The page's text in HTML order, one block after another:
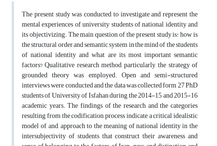
The present study was conducted to investigate and represent the
mental experiences of university students of national identity and
its objectivizing. The main question of the present study is: how is
the structural order and semantic system in the mind of the students
of national identity and what are its most important semantic
factors? Qualitative research method, particularly, the strategy of
grounded theory was employed. Open and semi-structured
interviews were conducted and the data was collected form 27 PhD
students of University of Isfahan during the 2014-15 and 2015-16
academic years. The findings of the research and the categories
resulting from the codification process indicate a critical idealistic
model of, and, approach to the meaning of national identity in the
intersubjectivity of students that construct their awareness and